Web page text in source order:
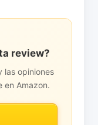
review?
las opiniones
en Amazon.